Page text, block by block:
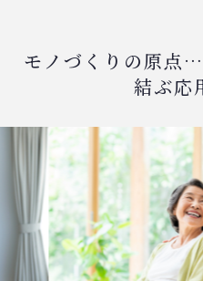
モノづくりの原点
結ぶ応